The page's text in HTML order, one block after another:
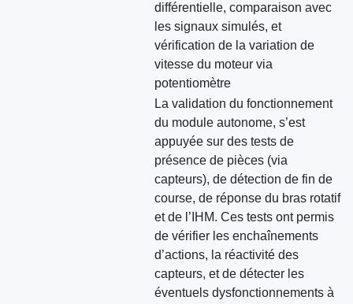
différentielle, comparaison avec
les signaux simulés, et
vérification de la variation de
vitesse du moteur via
potentiomètre
La validation du fonctionnement
du module autonome, s’est
appuyée sur des tests de
présence de pièces (via
capteurs), de détection de fin de
course, de réponse du bras rotatif
et de l’IHM. Ces tests ont permis
de vérifier les enchaînements
d’actions, la réactivité des
capteurs, et de détecter les
éventuels dysfonctionnements à